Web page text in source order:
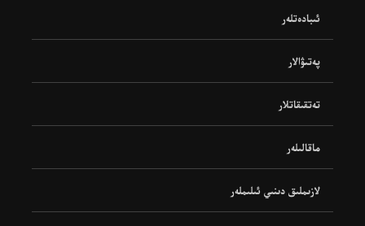
ئىبادەتلەر
پەتىۋالار
تەتقىقاتلار
ماقالىلەر
لازىملىق دىنىي ئىلىملەر